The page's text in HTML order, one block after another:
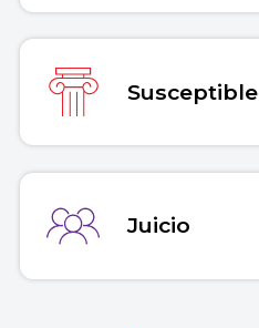
Susceptible
Juicio